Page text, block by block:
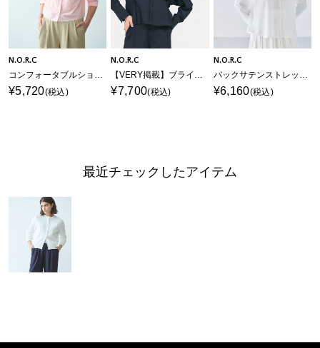
N.O.R.C
コンフォータブルショートドレスシャツ
¥5,720(税込)
N.O.R.C
【VERY掲載】ブライトローン撥水フォルムブラウス【AIRY MOTION】
¥7,700(税込)
N.O.R.C
バックサテンストレッチラウンドネックブラウス
¥6,160(税込)
最近チェックしたアイテム